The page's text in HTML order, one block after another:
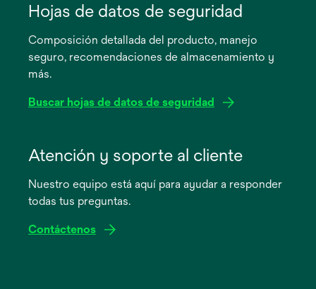
abre
pestaña
nueva
Hojas de datos de seguridad
Composición detallada del producto, manejo
seguro, recomendaciones de almacenamiento y
más.
Buscar hojas de datos de seguridad
abre
pestaña
Atención y soporte al cliente
Nuestro equipo está aquí para ayudar a responder
todas tus preguntas.
Contáctenos